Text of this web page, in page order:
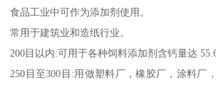
食品工业中可作为添加剂使用。
常用于建筑业和造纸行业。
200目以内:可用于各种饲料添加剂含钙量达
250目至300目:用做塑料厂，橡胶厂，涂料厂